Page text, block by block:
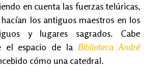
en cuenta las fuerzas telúricas,
los antiguos maestros en los
y lugares sagrados. Cabe
el espacio de la Biblioteca André
cómo una catedral.